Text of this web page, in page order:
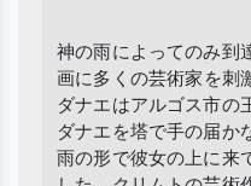
神の雨によってのみ到
画に多くの芸術家を刺
ダナエはアルゴス市の
ダナエを塔で手の届か
雨の形で彼女の上に来